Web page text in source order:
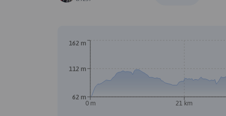
0 m 21 km
62 m
112 m
162 m